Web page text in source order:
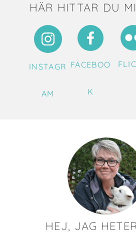
HÄR HITTAR DU
INSTAGR
AM
FACEBOO
K
HEJ, JAG